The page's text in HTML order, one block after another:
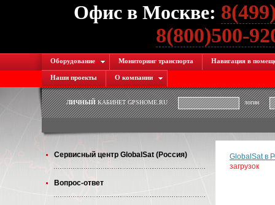
Офис в Москве:
8(800)500-
Оборудование Мониторинг транспорта Навигация в
Наши проекты О компании
ЛИЧНЫЙКАБИНЕТ GPSHOME.RU логин
Cервисный центр GlobalSat (Россия)
Вопрос-ответ
GlobalSat в
загрузок